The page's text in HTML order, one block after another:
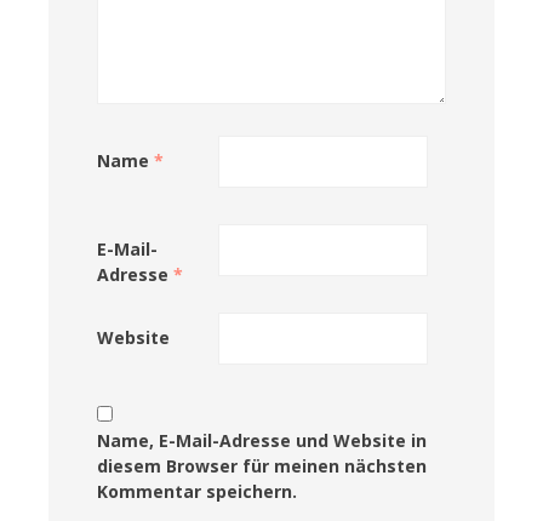
Name *
E-Mail-
Adresse *
Website
Name, E-Mail-Adresse und Website in
diesem Browser für meinen nächsten
Kommentar speichern.